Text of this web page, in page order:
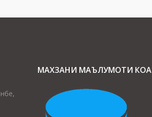
МАХЗАНИ МАЪЛУМОТИ КОА